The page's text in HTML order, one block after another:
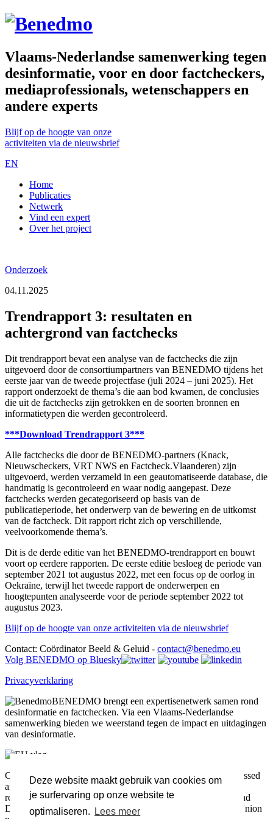
Deze website maakt gebruik van cookies om
je surfervaring op onze website te
optimaliseren.
Lees meer
Vlaams-Nederlandse samenwerking tegen
desinformatie, voor en door factcheckers,
mediaprofessionals, wetenschappers en
andere experts
Blijf op de hoogte van onze
activiteiten via de nieuwsbrief
EN
Home
Publicaties
Netwerk
Vind een expert
Over het project
Onderzoek
04.11.2025
Trendrapport 3: resultaten en
achtergrond van factchecks
Dit trendrapport bevat een analyse van de factchecks die zijn
uitgevoerd door de consortiumpartners van BENEDMO tijdens het
eerste jaar van de tweede projectfase (juli 2024 – juni 2025). Het
rapport onderzoekt de thema’s die aan bod kwamen, de conclusies
die uit de factchecks zijn getrokken en de soorten bronnen en
informatietypen die werden gecontroleerd.
***Download Trendrapport 3***
Alle factchecks die door de BENEDMO-partners (Knack,
Nieuwscheckers, VRT NWS en Factcheck.Vlaanderen) zijn
uitgevoerd, werden verzameld in een geautomatiseerde database, die
handmatig is gecontroleerd en waar nodig aangepast. Deze
factchecks werden gecategoriseerd op basis van de
publicatieperiode, het onderwerp van de bewering en de uitkomst
van de factcheck. Dit rapport richt zich op verschillende,
veelvoorkomende thema’s.
Dit is de derde editie van het BENEDMO-trendrapport en bouwt
voort op eerdere rapporten. De eerste editie besloeg de periode van
september 2021 tot augustus 2022, met een focus op de oorlog in
Oekraïne, terwijl het tweede rapport de onderwerpen en
hoogtepunten analyseerde voor de periode september 2022 tot
augustus 2023.
Blijf op de hoogte van onze activiteiten via de nieuwsbrief
Contact: Coördinator Beeld & Geluid - contact@benedmo.eu
Volg BENEDMO op Bluesky
Privacyverklaring
BENEDMO brengt een expertisenetwerk samen rond
desinformatie en factchecken. Via een Vlaams-Nederlandse
samenwerking bieden we weerstand tegen de impact en uitdagingen
van desinformatie.
Co-funded by the European Union. Views and opinions expressed
are however those of the author(s) only and do not necessarily
reflect those of the European Union or the European Health and
Digital Executive Agency (HADEA). Neither the European Union